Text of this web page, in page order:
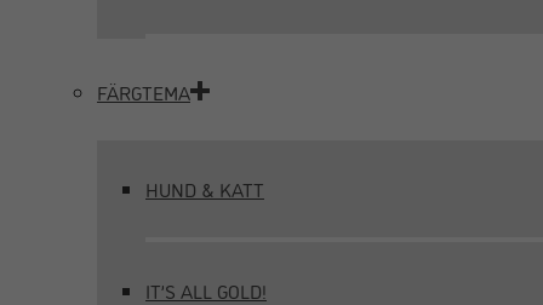
FÄRGTEMA
HUND & KATT
IT’S ALL GOLD!